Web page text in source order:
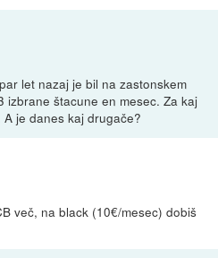
let nazaj je bil na zastonskem
izbrane štacune en mesec. Za kaj
je danes kaj drugače?
več, na black (10€/mesec) dobiš